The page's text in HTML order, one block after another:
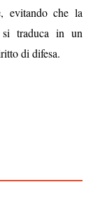
evitando che la
si traduca in un
di difesa.